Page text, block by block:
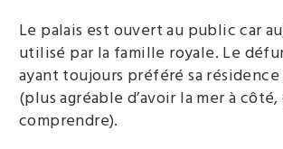
Le palais est ouvert au public car
utilisé par la famille royale. Le
ayant toujours préféré sa résidence
(plus agréable d’avoir la mer à
comprendre).